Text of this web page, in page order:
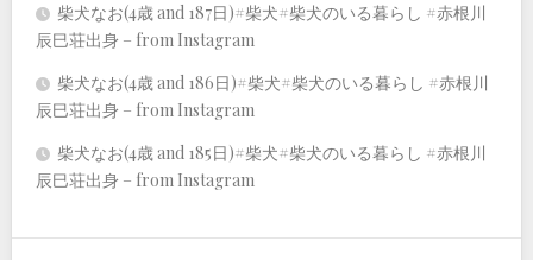
柴犬なお(4歳 and 187日)#柴犬#柴犬のいる暮らし #赤根川
辰巳荘出身 – from Instagram
柴犬なお(4歳 and 186日)#柴犬#柴犬のいる暮らし #赤根川
辰巳荘出身 – from Instagram
柴犬なお(4歳 and 185日)#柴犬#柴犬のいる暮らし #赤根川
辰巳荘出身 – from Instagram